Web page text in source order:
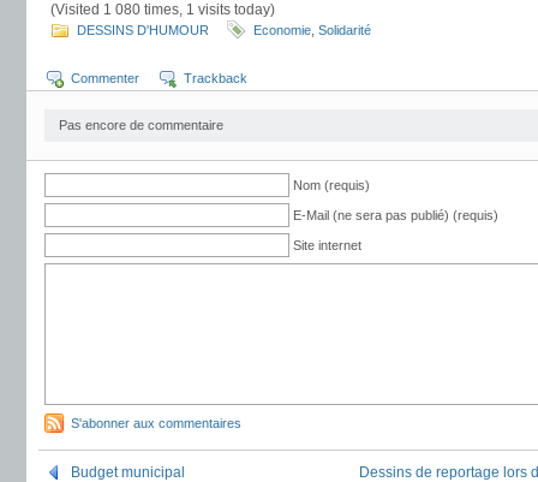
(Visited 1 080 times, 1 visits today)
DESSINS D'HUMOUR Economie Solidarité
Commenter Trackback
Pas encore de commentaire
Nom (requis)
E-Mail (ne sera pas publié) (requis)
Site internet
S'abonner aux commentaires
Budget municipal Dessins de reportage lors